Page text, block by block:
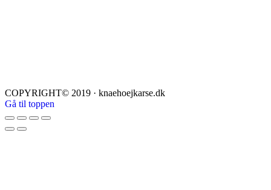
COPYRIGHT© 2019 · knaehoejkarse.dk
Gå til toppen